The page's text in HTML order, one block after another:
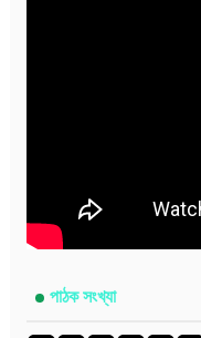
পাঠক সংখ্যা